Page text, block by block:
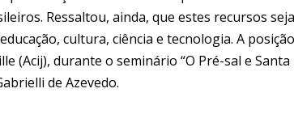
Ressaltou, ainda, que estes recursos
cultura, ciência e tecnologia. A
(Acij), durante o seminário “O Pré-sal e Santa
de Azevedo.